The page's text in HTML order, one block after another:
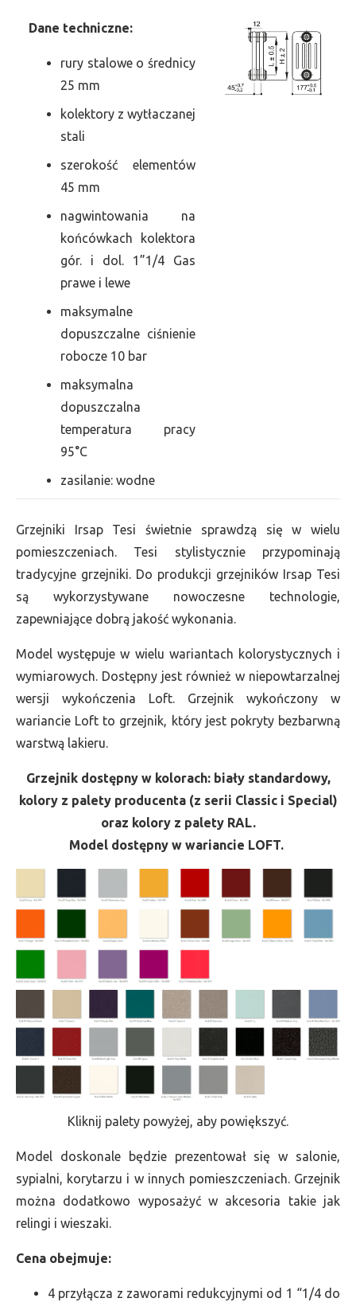
Dane techniczne:
rury stalowe o średnicy
25 mm
kolektory z wytłaczanej
stali
szerokość elementów
45 mm
nagwintowania na
końcówkach kolektora
gór. i dol. 1”1/4 Gas
prawe i lewe
maksymalne
dopuszczalne ciśnienie
robocze 10 bar
maksymalna
dopuszczalna
temperatura pracy
95°C
zasilanie: wodne
Grzejniki Irsap Tesi świetnie sprawdzą się w wielu
pomieszczeniach. Tesi stylistycznie przypominają
tradycyjne grzejniki. Do produkcji grzejników Irsap Tesi
są wykorzystywane nowoczesne technologie,
zapewniające dobrą jakość wykonania.
Model występuje w wielu wariantach kolorystycznych i
wymiarowych. Dostępny jest również w niepowtarzalnej
wersji wykończenia Loft. Grzejnik wykończony w
wariancie Loft to grzejnik, który jest pokryty bezbarwną
warstwą lakieru.
Grzejnik dostępny w kolorach: biały standardowy,
kolory z palety producenta (z serii Classic i Special)
oraz kolory z palety RAL.
Model dostępny w wariancie LOFT.
Kliknij palety powyżej, aby powiększyć.
Model doskonale będzie prezentował się w salonie,
sypialni, korytarzu i w innych pomieszczeniach. Grzejnik
można dodatkowo wyposażyć w akcesoria takie jak
relingi i wieszaki.
Cena obejmuje:
4 przyłącza z zaworami redukcyjnymi od 1 “1/4 do